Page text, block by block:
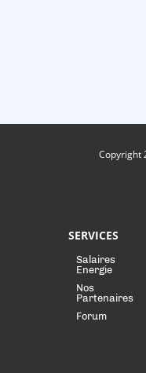
Copyright
SERVICES
Salaires
Energie
Nos
Partenaires
Forum